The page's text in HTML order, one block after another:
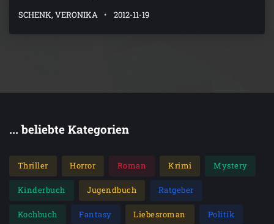
SCHENK, VERONIKA 2012-11-19
... beliebte Kategorien
Thriller Horror Roman Krimi Mystery
Kinderbuch Jugendbuch Ratgeber
Kochbuch Fantasy Liebesroman Politik